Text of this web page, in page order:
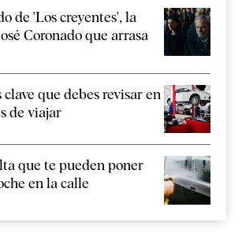
de 'Los creyentes', la
Coronado que arrasa
clave que debes revisar en
de viajar
que te pueden poner
en la calle